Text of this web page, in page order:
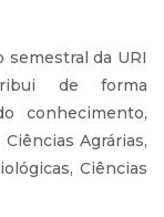
da URI
de forma
conhecimento,
Agrárias,
Ciências